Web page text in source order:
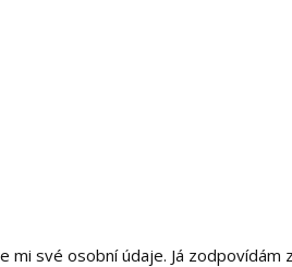
své osobní údaje. Já zodpovídám